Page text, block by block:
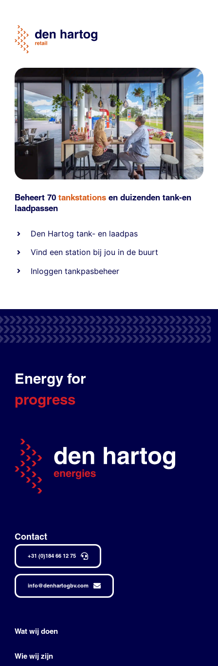
Beheert 70 tankstations en duizenden tank-en
laadpassen
Den Hartog tank- en laadpas
Vind een station bij jou in de buurt
Inloggen tankpasbeheer
Energy for
progress
Contact
+31 (0)184 66 12 75
info@denhartogbv.com
Wat wij doen
Wie wij zijn